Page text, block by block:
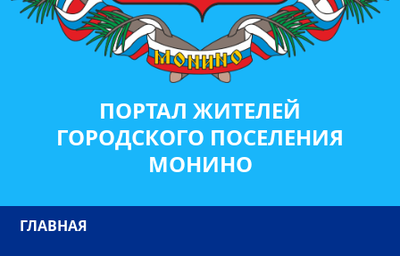
ПОРТАЛ ЖИТЕЛЕЙ
ГОРОДСКОГО ПОСЕЛЕНИЯ
МОНИНО
ГЛАВНАЯ